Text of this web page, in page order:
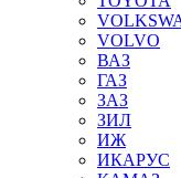
VOLVO
ВАЗ
ГАЗ
ЗАЗ
ЗИЛ
ИЖ
ИКАРУС